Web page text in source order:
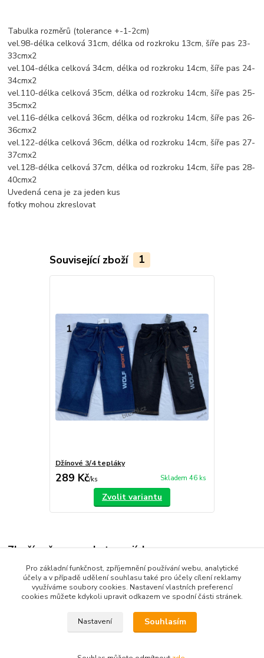
Tabulka rozměrů (tolerance +-1-2cm)
vel.98-délka celková 31cm, délka od rozkroku 13cm, šíře pas 23-
33cmx2
vel.104-délka celková 34cm, délka od rozkroku 14cm, šíře pas 24-
34cmx2
vel.110-délka celková 35cm, délka od rozkroku 14cm, šíře pas 25-
35cmx2
vel.116-délka celková 36cm, délka od rozkroku 14cm, šíře pas 26-
36cmx2
vel.122-délka celková 36cm, délka od rozkroku 14cm, šíře pas 27-
37cmx2
vel.128-délka celková 37cm, délka od rozkroku 14cm, šíře pas 28-
40cmx2
Uvedená cena je za jeden kus
fotky mohou zkreslovat
Související zboží 1
Džínové 3/4 tepláky
289 Kč/ks Skladem 46 ks
Zvolit variantu
Zboží zařazeno v kategoriích
Dětské oblečení
Dětské kalhoty
Pro základní funkčnost, zpříjemnění používání webu, analytické
účely a v případě udělení souhlasu také pro účely cílení reklamy
využíváme soubory cookies. Nastavení vlastních preferencí
cookies můžete kdykoli upravit odkazem ve spodní části stránek.
Nastavení Souhlasím